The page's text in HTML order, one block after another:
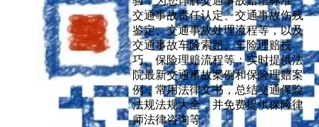
交通事故责任认定、交通事故伤残
鉴定、交通事故处理流程等，以及
交通事故车险索赔、车险理赔技
巧、保险理赔流程等；实时提供法
院最新交通事故案例和保险理赔案
例，常用法律文书，总结交通保险
法规法规大全，并免费提供保险律
师法律咨询等。